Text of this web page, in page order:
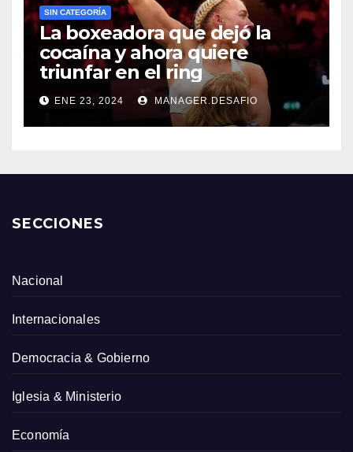
SIN CATEGORÍA
La boxeadora que dejó la
cocaína y ahora quiere
triunfar en el ring​
ENE 23, 2024 MANAGER.DESAFIO
SECCIONES
Nacional
Internacionales
Democracia & Gobierno
Iglesia & Ministerio
Economía